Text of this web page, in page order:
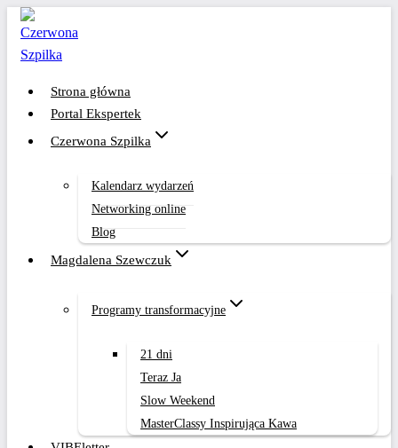
Przejdź
treści
Strona główna
Portal Ekspertek
Czerwona Szpilka
Kalendarz wydarzeń
Networking online
Blog
Magdalena Szewczuk
Programy transformacyjne
21 dni
Teraz Ja
Slow Weekend
MasterClassy Inspirująca Kawa